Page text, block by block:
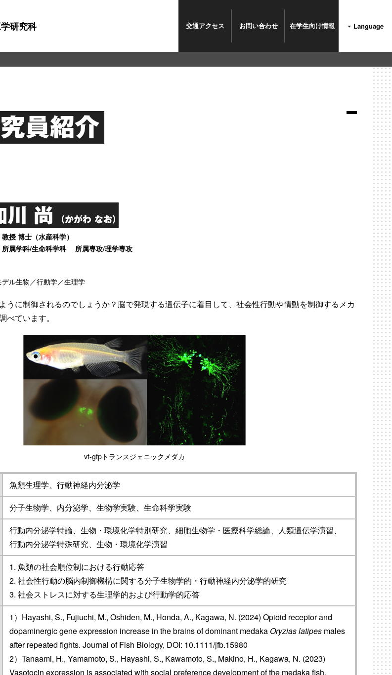
研究科 交通アクセス お問い合わせ 在学生向け情報 Language
究員紹介
川 尚 （かがわ なお）
教授 博士（水産科学）
所属学科/生命科学科 所属専攻/理学専攻
ル生物／行動学／生理学
うに制御されるのでしょうか？脳で発現する遺伝子に着目して、社会性行動や情動を制御するメカ
べています。
vt-gfpトランスジェニックメダカ
魚類生理学、行動神経内分泌学
分子生物学、内分泌学、生物学実験、生命科学実験
行動内分泌学特論、生物・環境化学特別研究、細胞生物学・医療科学総論、人類遺伝学演習、
行動内分泌学特殊研究、生物・環境化学演習
1. 魚類の社会順位制における行動応答
2. 社会性行動の脳内制御機構に関する分子生物学的・行動神経内分泌学的研究
3. 社会ストレスに対する生理学的および行動学的応答
​​​​​1）Hayashi, S., Fujiuchi, M., Oshiden, M., Honda, A., Kagawa, N. (2024) Opioid receptor and
dopaminergic gene expression increase in the brains of dominant medakaOryzias latipesmales
after repeated fights. Journal of Fish Biology, DOI: 10.1111/jfb.15980
2）Tanaami, H., Yamamoto, S., Hayashi, S., Kawamoto, S., Makino, H., Kagawa, N. (2023)
Vasotocin expression is associated with social preference development of the medaka fish.